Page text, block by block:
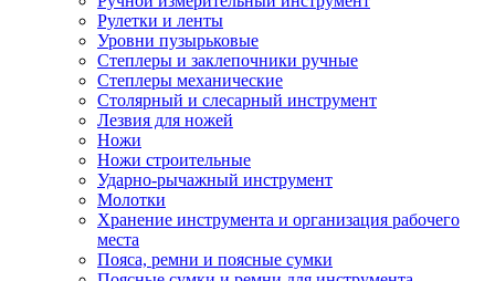
Рулетки и ленты
Уровни пузырьковые
Степлеры и заклепочники ручные
Степлеры механические
Столярный и слесарный инструмент
Лезвия для ножей
Ножи
Ножи строительные
Ударно-рычажный инструмент
Молотки
Хранение инструмента и организация рабочего
места
Пояса, ремни и поясные сумки